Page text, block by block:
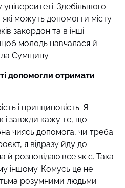
Здебільшого
можуть допомогти місту
закордон та в інші
щоб молодь навчалася й
Сумщину.
допомогли отримати
і принциповість. Я
і завжди кажу те, що
чиясь допомога, чи треба
я відразу йду до
й розповідаю все як є. Така
іншому. Комусь це не
розумними людьми